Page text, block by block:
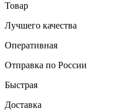
Товар
Лучшего качества
Оперативная
Отправка по России
Быстрая
Доставка